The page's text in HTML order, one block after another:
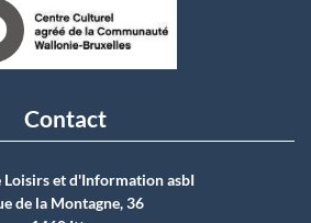
Contact
Loisirs et d'Information asbI
de la Montagne, 36